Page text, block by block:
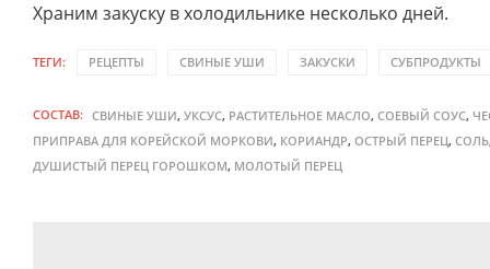
Храним закуску в холодильнике несколько дней.
ТЕГИ: РЕЦЕПТЫ СВИНЫЕ УШИ ЗАКУСКИ СУБПРОДУКТЫ
СОСТАВ: СВИНЫЕ УШИ, УКСУС, РАСТИТЕЛЬНОЕ МАСЛО, СОЕВЫЙ СОУС,
ПРИПРАВА ДЛЯ КОРЕЙСКОЙ МОРКОВИ, КОРИАНДР, ОСТРЫЙ ПЕРЕЦ, СОЛЬ
ДУШИСТЫЙ ПЕРЕЦ ГОРОШКОМ, МОЛОТЫЙ ПЕРЕЦ